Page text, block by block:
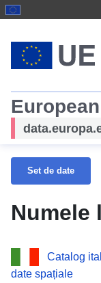
Set de date
Numele
Catalog
date spațiale